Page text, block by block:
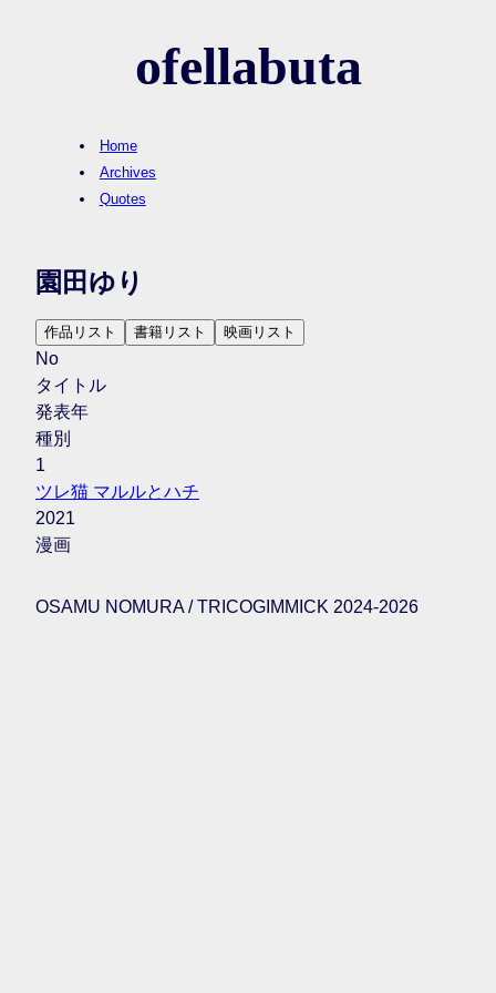
ofellabuta
Home
Archives
Quotes
園田ゆり
作品リスト 書籍リスト 映画リスト
No
タイトル
発表年
種別
1
ツレ猫 マルルとハチ
2021
漫画
OSAMU NOMURA / TRICOGIMMICK 2024-2026